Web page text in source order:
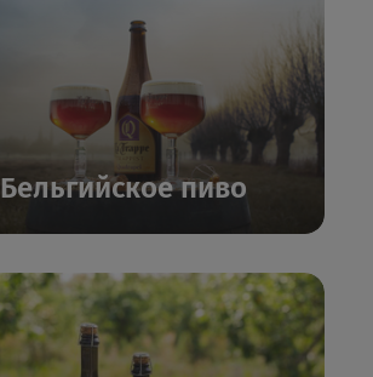
Бельгийское пиво